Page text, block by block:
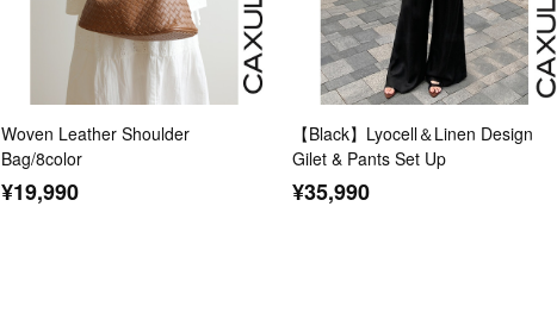
Woven Leather Shoulder
Bag/8color
¥19,990
【Black】Lyocell＆Linen Design
Gilet & Pants Set Up
¥35,990